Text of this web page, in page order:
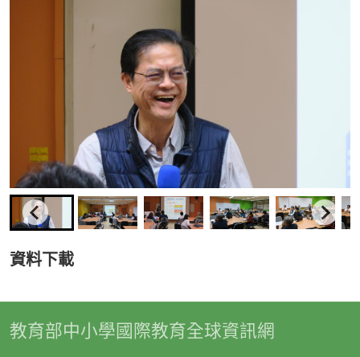
資料下載
教育部中小學國際教育全球資訊網